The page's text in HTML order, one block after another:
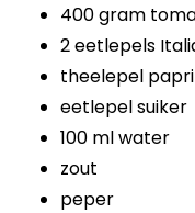
400 gram
2 eetlepels
theelepel
eetlepel suiker
100 ml water
zout
peper